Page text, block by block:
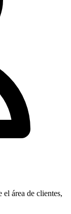
área de clientes,